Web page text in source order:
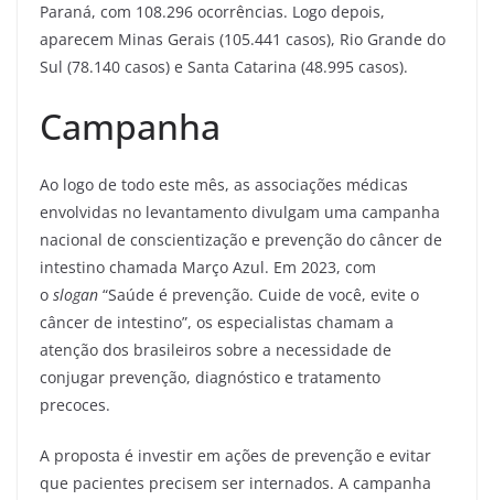
Paraná, com 108.296 ocorrências. Logo depois,
aparecem Minas Gerais (105.441 casos), Rio Grande do
Sul (78.140 casos) e Santa Catarina (48.995 casos).
Campanha
Ao logo de todo este mês, as associações médicas
envolvidas no levantamento divulgam uma campanha
nacional de conscientização e prevenção do câncer de
intestino chamada Março Azul. Em 2023, com
o slogan “Saúde é prevenção. Cuide de você, evite o
câncer de intestino”, os especialistas chamam a
atenção dos brasileiros sobre a necessidade de
conjugar prevenção, diagnóstico e tratamento
precoces.
A proposta é investir em ações de prevenção e evitar
que pacientes precisem ser internados. A campanha